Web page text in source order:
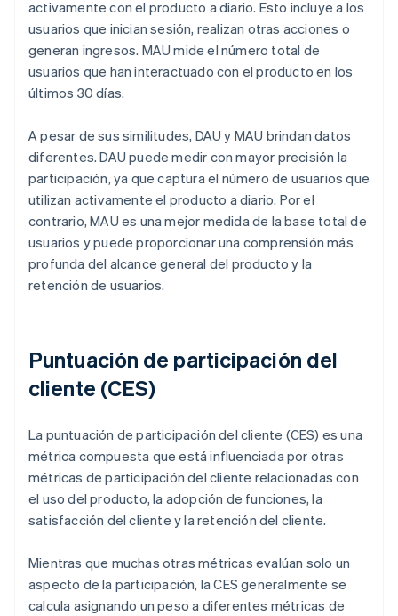
activamente con el producto a diario. Esto incluye a los
usuarios que inician sesión, realizan otras acciones o
generan ingresos. MAU mide el número total de
usuarios que han interactuado con el producto en los
últimos 30 días.
A pesar de sus similitudes, DAU y MAU brindan datos
diferentes. DAU puede medir con mayor precisión la
participación, ya que captura el número de usuarios que
utilizan activamente el producto a diario. Por el
contrario, MAU es una mejor medida de la base total de
usuarios y puede proporcionar una comprensión más
profunda del alcance general del producto y la
retención de usuarios.
Puntuación de participación del
cliente (CES)
La puntuación de participación del cliente (CES) es una
métrica compuesta que está influenciada por otras
métricas de participación del cliente relacionadas con
el uso del producto, la adopción de funciones, la
satisfacción del cliente y la retención del cliente.
Mientras que muchas otras métricas evalúan solo un
aspecto de la participación, la CES generalmente se
calcula asignando un peso a diferentes métricas de